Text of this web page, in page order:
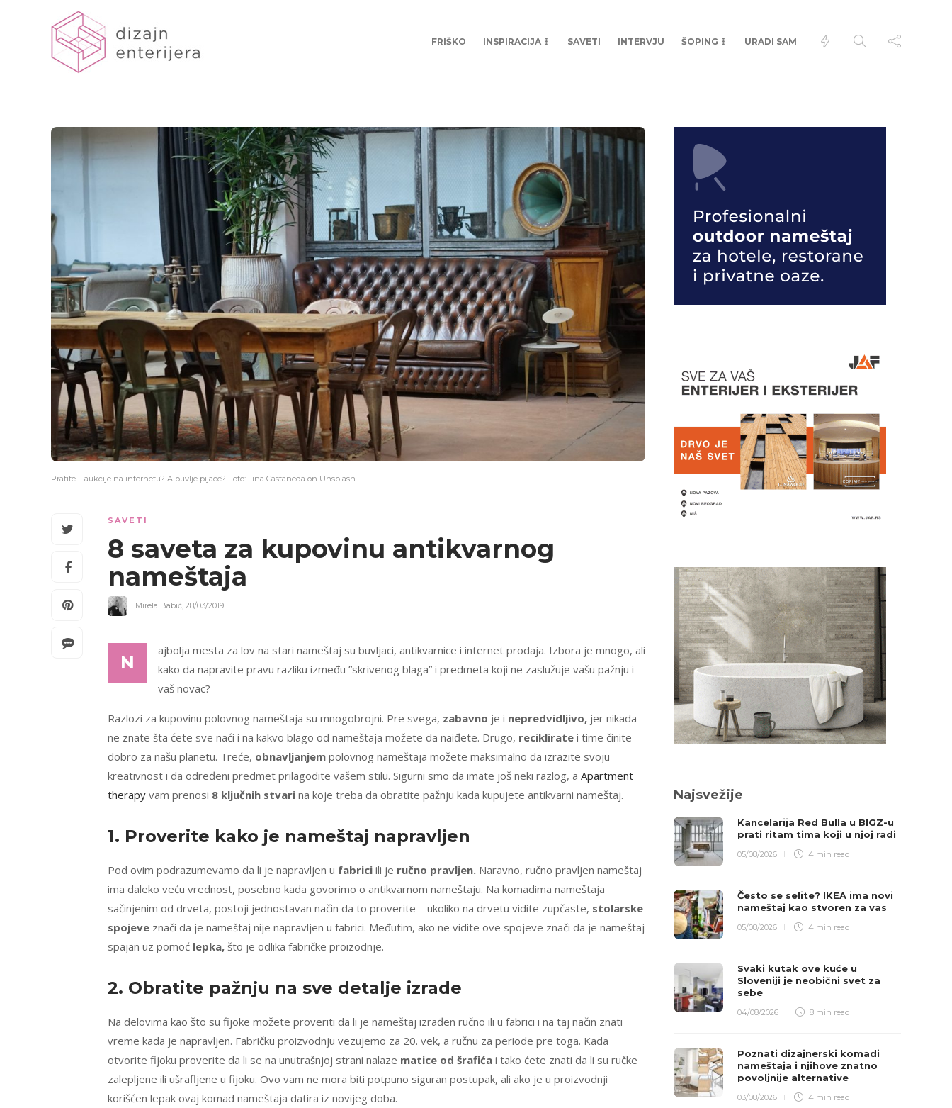
FRIŠKO INSPIRACIJA SAVETI INTERVJU ŠOPING URADI SAM
Pratite li aukcije na internetu? A buvlje pijace? Foto: Lina Castaneda on Unsplash
SAVETI
8 saveta za kupovinu antikvarnog
nameštaja
Mirela Babić, 28/03/2019
N
ajbolja mesta za lov na stari nameštaj su buvljaci, antikvarnice i internet prodaja. Izbora je mnogo, ali
kako da napravite pravu razliku između ”skrivenog blaga” i predmeta koji ne zaslužuje vašu pažnju i
vaš novac?
Razlozi za kupovinu polovnog nameštaja su mnogobrojni. Pre svega, zabavno je i nepredvidljivo, jer nikada
ne znate šta ćete sve naći i na kakvo blago od nameštaja možete da naiđete. Drugo, reciklirate i time činite
dobro za našu planetu. Treće, obnavljanjem polovnog nameštaja možete maksimalno da izrazite svoju
kreativnost i da određeni predmet prilagodite vašem stilu. Sigurni smo da imate još neki razlog, a Apartment
therapy vam prenosi 8 ključnih stvari na koje treba da obratite pažnju kada kupujete antikvarni nameštaj.
1. Proverite kako je nameštaj napravljen
Pod ovim podrazumevamo da li je napravljen u fabrici ili je ručno pravljen. Naravno, ručno pravljen nameštaj
ima daleko veću vrednost, posebno kada govorimo o antikvarnom nameštaju. Na komadima nameštaja
sačinjenim od drveta, postoji jednostavan način da to proverite – ukoliko na drvetu vidite zupčaste, stolarske
spojeve znači da je nameštaj nije napravljen u fabrici. Međutim, ako ne vidite ove spojeve znači da je nameštaj
spajan uz pomoć lepka, što je odlika fabričke proizodnje.
2. Obratite pažnju na sve detalje izrade
Na delovima kao što su fijoke možete proveriti da li je nameštaj izrađen ručno ili u fabrici i na taj način znati
vreme kada je napravljen. Fabričku proizvodnju vezujemo za 20. vek, a ručnu za periode pre toga. Kada
otvorite fijoku proverite da li se na unutrašnjoj strani nalaze matice od šrafića i tako ćete znati da li su ručke
zalepljene ili ušrafljene u fijoku. Ovo vam ne mora biti potpuno siguran postupak, ali ako je u proizvodnji
korišćen lepak ovaj komad nameštaja datira iz novijeg doba.
Najsvežije
Kancelarija Red Bulla u BIGZ-u
prati ritam tima koji u njoj radi
05/08/2026 4 min read
Često se selite? IKEA ima novi
nameštaj kao stvoren za vas
05/08/2026 4 min read
Svaki kutak ove kuće u
Sloveniji je neobični svet za
sebe
04/08/2026 8 min read
Poznati dizajnerski komadi
nameštaja i njihove znatno
povoljnije alternative
03/08/2026 4 min read